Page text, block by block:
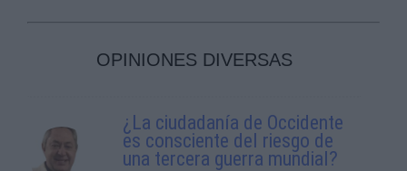
OPINIONES DIVERSAS
¿La ciudadanía de Occidente
es consciente del riesgo de
una tercera guerra mundial?